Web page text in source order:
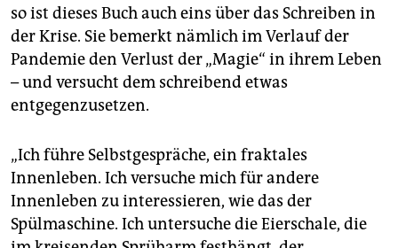
so ist dieses Buch auch eins über das Schreiben in
der Krise. Sie bemerkt nämlich im Verlauf der
Pandemie den Verlust der „Magie“ in ihrem Leben
– und versucht dem schreibend etwas
entgegenzusetzen.
„Ich führe Selbstgespräche, ein fraktales
Innenleben. Ich versuche mich für andere
Innenleben zu interessieren, wie das der
Spülmaschine. Ich untersuche die Eierschale, die